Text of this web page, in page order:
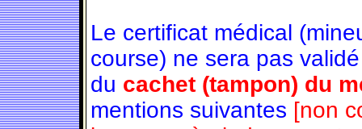
Le certificat médical
course) ne sera pas
du cachet (tampon) du
mentions suivantes [non